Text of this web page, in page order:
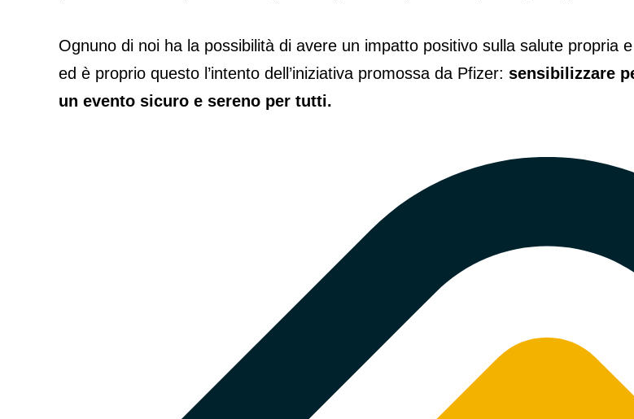
Ognuno di noi ha la possibilità di avere un impatto positivo sulla salute propria
ed è proprio questo l’intento dell’iniziativa promossa da Pfizer: sensibilizzare
un evento sicuro e sereno per tutti.